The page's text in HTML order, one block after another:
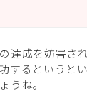
達成を妨害さ
するというと
うね。